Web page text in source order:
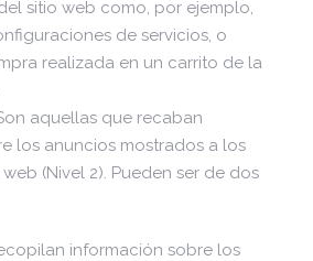
sitio web como, por ejemplo,
de servicios, o
realizada en un carrito de la
aquellas que recaban
los anuncios mostrados a los
(Nivel 2). Pueden ser de dos
información sobre los